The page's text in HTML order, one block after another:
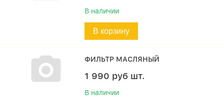
В наличии
В корзину
ФИЛЬТР МАСЛЯНЫЙ
1 990 руб шт.
В наличии